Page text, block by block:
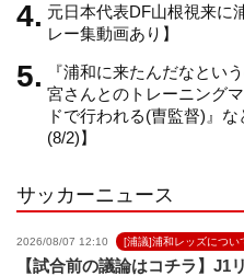
元日本代表DF山根視来に
レー集動画あり】
『浦和に来たんだなとい
宮さんとのトレーニング
ドで行われる(曺監督)』
(8/2)】
サッカーニュース
2026/08/07 12:10 [浦議]浦和レッズについ
【試合前の議論はコチラ】J1